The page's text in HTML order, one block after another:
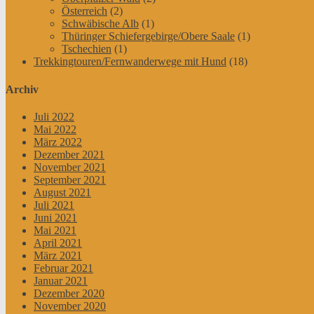
Österreich (2)
Schwäbische Alb (1)
Thüringer Schiefergebirge/Obere Saale (1)
Tschechien (1)
Trekkingtouren/Fernwanderwege mit Hund (18)
Archiv
Juli 2022
Mai 2022
März 2022
Dezember 2021
November 2021
September 2021
August 2021
Juli 2021
Juni 2021
Mai 2021
April 2021
März 2021
Februar 2021
Januar 2021
Dezember 2020
November 2020